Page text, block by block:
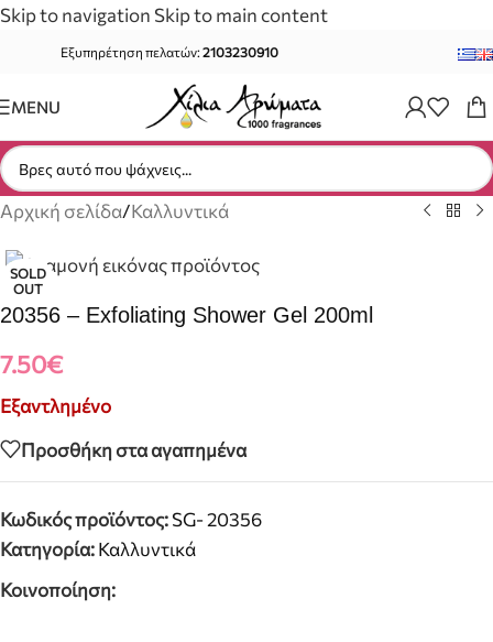
Skip to navigation Skip to main content
Εξυπηρέτηση πελατών:2103230910
MENU
Αρχική σελίδα/Καλλυντικά
SOLD
OUT
20356 – Exfoliating Shower Gel 200ml
7.50€
Εξαντλημένο
Προσθήκη στα αγαπημένα
Κωδικός προϊόντος:SG- 20356
Κατηγορία:Καλλυντικά
Κοινοποίηση: